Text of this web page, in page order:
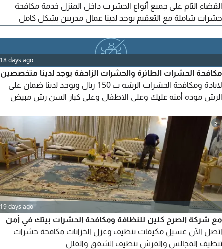
القضاء التام على جميع أنواع الحشرات داخل المنزل خدمة مكافحة
حشرات شاملة مع التعقيم يوجد لدينا عمال مدربين بشكل كامل
يستخدمون مبيدات فعالة وآمنة لضمان راحتك وسلامة منزلك
متخصصون في أنظمة مواد الرش والتعقيم الحديثة اتصل بنا الآن
واحصل على أفضل عرض خصم يصل حتى 30% أول 20 متصل نسعد
بخدمتكم
18 days ago
مكافحة الحشرات الطائرة والحشرات الزاحفة يوجد لدينا متخصصين
لابادة ومكافحة الحشرات الرشه ب 150 ريال ويوجد لدينا ضمان على
الرش موده أمنه عليك وعلى الاطفال وعلى كبار السن رش مبيض
5
19 days ago
مع شركة الصرح كلين للنظافة ومكافحة الحشرات بيتك في أمن
اتصل الآن غسيل مكيفات تنظيف وعزل الخزانات مكافحة حشرات
تنظيف المجالس والفرش تنظيف الشقق والفلل